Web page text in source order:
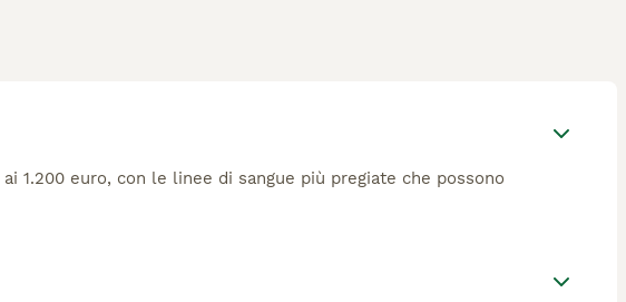
1.200 euro, con le linee di sangue più pregiate che possono